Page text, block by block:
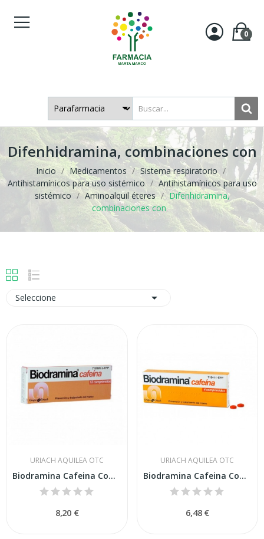
0
Difenhidramina, combinaciones con
Inicio Medicamentos
Sistema respiratorio
Antihistamínicos para uso sistémico
Antihistamínicos para uso
sistémico
Aminoalquil éteres
Difenhidramina,
combinaciones con
Seleccione 
URIACH AQUILEA OTC
Biodramina Cafeina Comprimidos Recubiertos, 12...
8,20 €
URIACH AQUILEA OTC
Biodramina Cafeina Comprimidos Recubiertos, 4...
6,48 €